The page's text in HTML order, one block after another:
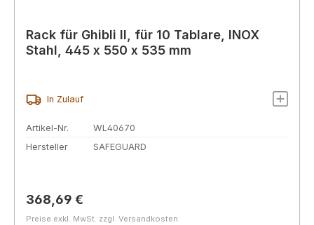
Rack für Ghibli II, für 10 Tablare, INOX
Stahl, 445 x 550 x 535 mm
In Zulauf
Artikel-Nr.
WL40670
Hersteller
SAFEGUARD
Regulärer Preis:
368,69 €
Preise exkl. MwSt. zzgl. Versandkosten